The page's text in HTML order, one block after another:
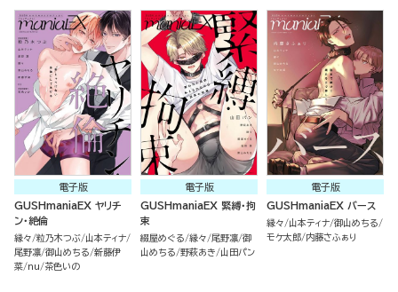
電子版
GUSHmaniaEX ヤリチ
ン・絶倫
縁々 粒乃木つぶ 山本ティナ
尾野凛 御山めちる 新藤伊
菜 nu 茶色いの
電子版
GUSHmaniaEX 緊縛・拘
束
綴屋めぐる 縁々 尾野凛 御
山めちる 野萩あき 山田パン
電子版
GUSHmaniaEX バース
縁々 山本ティナ 御山めちる
モケ太郎 内藤さふぁり